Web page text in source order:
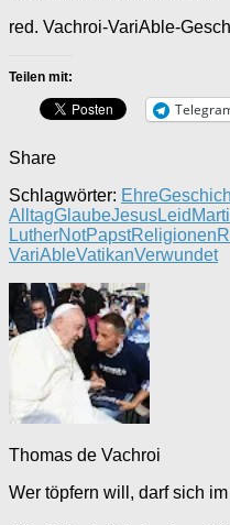
red. Vachroi-VariAble-
Teilen mit:
Share
Schlagwörter: Ehre
AlltagGlaubeJesusLeid
LutherNotPapstReligionen
VariAbleVatikanVerwundet
Thomas de Vachroi
Wer töpfern will, darf sich